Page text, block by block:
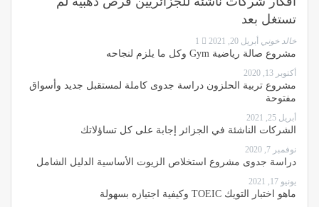
تستغل بعد
خالد خوني أبريل 20, 2021
مشروع صالة رياضية Gym وكل ما يلزم لنجاحه
أكتوبر 13, 2020
مشروع تربية الحلزون دراسة جدوى كاملة لمستقبل جديد وأسواق
مفتوحة
أبريل 25, 2021
الشركات الناشئة في الجزائر إجابة على كل تساؤلاتك
نوفمبر 7, 2020
دراسة جدوى مشروع استخلاص الزيوت الأساسية الدليل الشامل
يونيو 17, 2021
ماهو اختبار التويك TOEIC وكيفية اجتيازه بسهولة